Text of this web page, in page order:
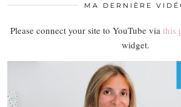
MA DERNIÈRE
Please connect your site to YouTube via this
widget.